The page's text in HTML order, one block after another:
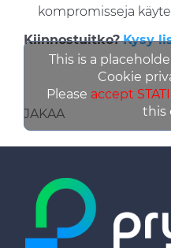
kompromisseja
Kiinnostuitko? Kysy
JAKAA
This is a
Cookie
Please accept
this